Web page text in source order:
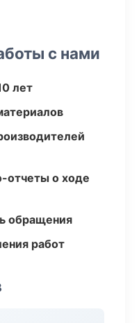
с нами
лет
отчеты о ходе
обращения
работ